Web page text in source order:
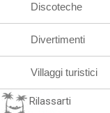
Discoteche
Divertimenti
Villaggi turistici
Rilassarti